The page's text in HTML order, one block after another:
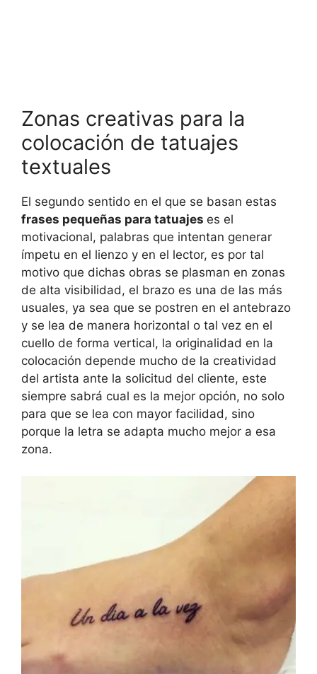
Zonas creativas para la
colocación de tatuajes
textuales
El segundo sentido en el que se basan estas
frases pequeñas para tatuajes es el
motivacional, palabras que intentan generar
ímpetu en el lienzo y en el lector, es por tal
motivo que dichas obras se plasman en zonas
de alta visibilidad, el brazo es una de las más
usuales, ya sea que se postren en el antebrazo
y se lea de manera horizontal o tal vez en el
cuello de forma vertical, la originalidad en la
colocación depende mucho de la creatividad
del artista ante la solicitud del cliente, este
siempre sabrá cual es la mejor opción, no solo
para que se lea con mayor facilidad, sino
porque la letra se adapta mucho mejor a esa
zona.